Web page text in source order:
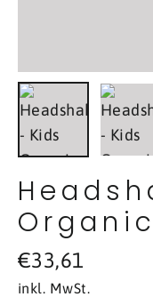
Normaler
Preis
€33,61
inkl. MwSt.